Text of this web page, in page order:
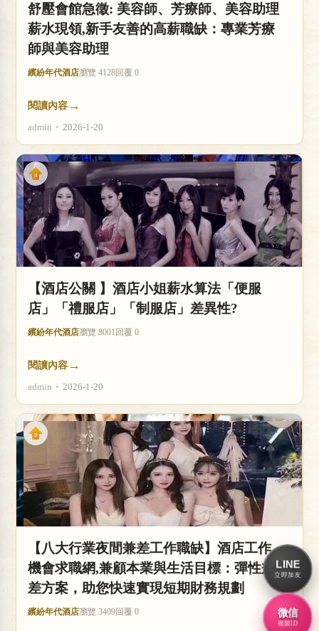
舒壓會館急徵: 美容師、芳療師、美容助理
薪水現領,新手友善的高薪職缺：專業芳療
師與美容助理
繽紛年代酒店瀏覽 4128回覆 0
閱讀內容 →
admin • 2026-1-20
【酒店公關 】酒店小姐薪水算法「便服
店」「禮服店」「制服店」差異性?
繽紛年代酒店瀏覽 8001 回覆 0
閱讀內容 →
admin • 2026-1-20
【八大行業夜間兼差工作職缺】酒店工作
機會求職網,兼顧本業與生活目標：彈性兼
差方案，助您快速實現短期財務規劃
繽紛年代酒店瀏覽 3409回覆 0
LINE
立即加友
微信
複製ID